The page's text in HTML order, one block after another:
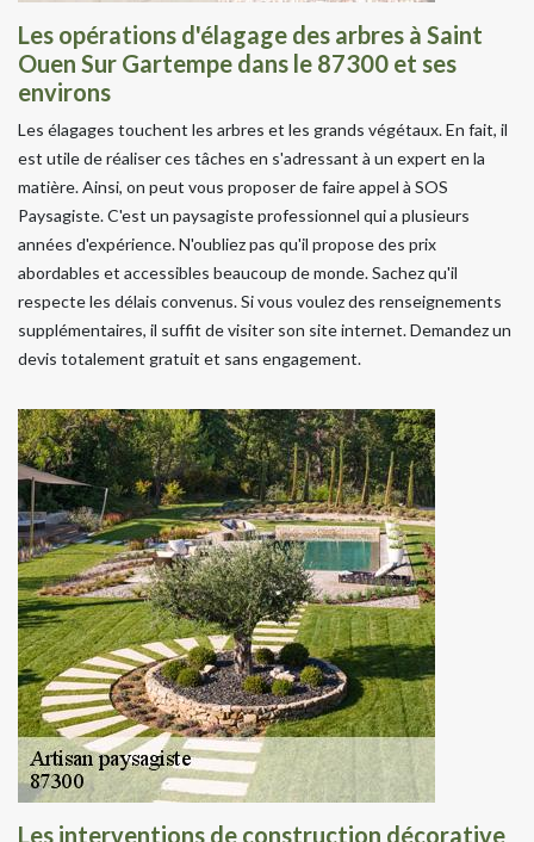
Les opérations d'élagage des arbres à Saint
Ouen Sur Gartempe dans le 87300 et ses
environs
Les élagages touchent les arbres et les grands végétaux. En fait, il
est utile de réaliser ces tâches en s'adressant à un expert en la
matière. Ainsi, on peut vous proposer de faire appel à SOS
Paysagiste. C'est un paysagiste professionnel qui a plusieurs
années d'expérience. N'oubliez pas qu'il propose des prix
abordables et accessibles beaucoup de monde. Sachez qu'il
respecte les délais convenus. Si vous voulez des renseignements
supplémentaires, il suffit de visiter son site internet. Demandez un
devis totalement gratuit et sans engagement.
Les interventions de construction décorative